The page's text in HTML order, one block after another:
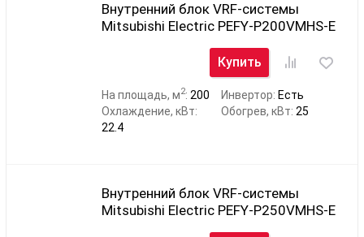
Внутренний блок VRF-системы
Mitsubishi Electric PEFY-P200VMHS-E
Купить
На площадь, м2: 200 Инвертор: Есть
Охлаждение, кВт:
22.4
Обогрев, кВт:25
Внутренний блок VRF-системы
Mitsubishi Electric PEFY-P250VMHS-E